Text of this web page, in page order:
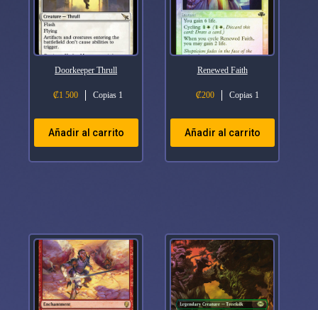
Doorkeeper Thrull
₡1 500 Copias 1
Añadir al carrito
Renewed Faith
₡200 Copias 1
Añadir al carrito